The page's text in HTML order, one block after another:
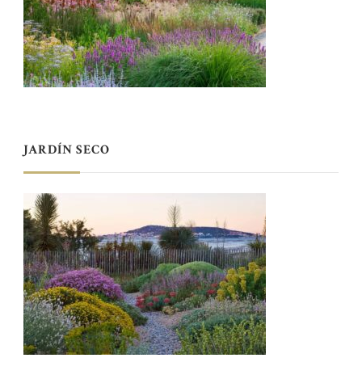
JARDÍN SECO